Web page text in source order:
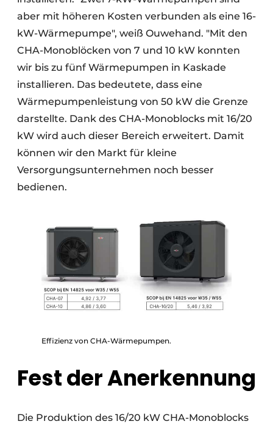
aber mit höheren Kosten verbunden als eine 16-
kW-Wärmepumpe", weiß Ouwehand. "Mit den
CHA-Monoblöcken von 7 und 10 kW konnten
wir bis zu fünf Wärmepumpen in Kaskade
installieren. Das bedeutete, dass eine
Wärmepumpenleistung von 50 kW die Grenze
darstellte. Dank des CHA-Monoblocks mit 16/20
kW wird auch dieser Bereich erweitert. Damit
können wir den Markt für kleine
Versorgungsunternehmen noch besser
bedienen.
Effizienz von CHA-Wärmepumpen.
Fest der Anerkennung
Die Produktion des 16/20 kW CHA-Monoblocks